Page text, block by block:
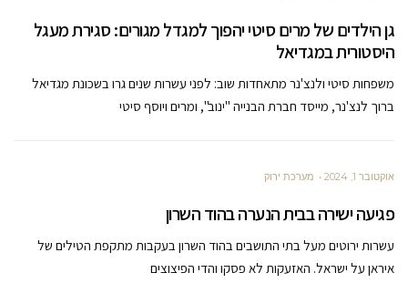
גן הילדים של מרים סיטי יהפוך למגדל מגורים: סגירת מעגל
היסטורית במגדיאל
משפחות סיטי ולנצ'נר מתאחדות שוב: לפני עשרות שנים גרו בשכונת מגדיאל
ברוך לנצ'נר, מייסד חברת הבנייה "ינוב", ומרים ויוסף סיטי
אוקטובר 1, 2024 מערכת ירוק
פגיעה ישירה בבית הנערה בהוד השרון
עשרות ירוטים מעל בתי התושבים בהוד השרון בעקבות מתקפת הטילים של
איראן על ישראל. האזעקות לא פסקו והדי הפיצוצים